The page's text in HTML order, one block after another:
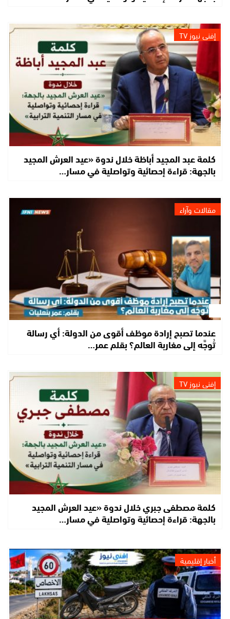
إفني نيوز TV
كلمة عبد المجيد أباظة خلال ندوة «عيد العرش المجيد
بالجهة: قراءة إحصائية وتواصلية في مسار…
مقالات وآراء
عندما تصبح إرادة موظف أقوى من الدولة: أي رسالة
تُوجَّه إلى مغاربة العالم؟ بقلم عمر…
إفني نيوز TV
كلمة مصطفى جبري خلال ندوة «عيد العرش المجيد
بالجهة: قراءة إحصائية وتواصلية في مسار…
أخبار إقليمية